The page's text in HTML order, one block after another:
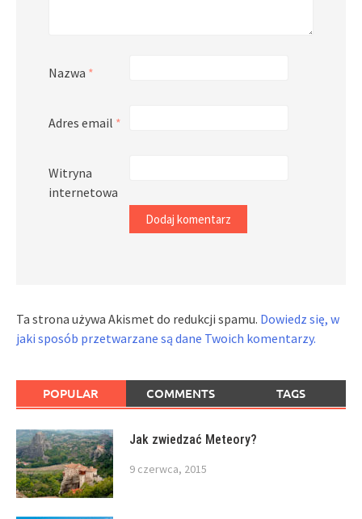
Nazwa *
Adres email *
Witryna
internetowa
Ta strona używa Akismet do redukcji spamu. Dowiedz się, w
jaki sposób przetwarzane są dane Twoich komentarzy.
POPULAR COMMENTS TAGS
Jak zwiedzać Meteory?
9 czerwca, 2015